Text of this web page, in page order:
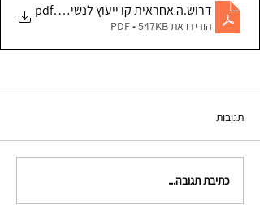
דרוש.ה אחראית קו ייעוץ לנשים נפגעות
.pdf
הורידו את PDF • 547KB
תגובות
כתיבת תגובה...